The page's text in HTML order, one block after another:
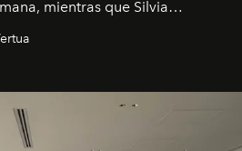
mientras que Silvia